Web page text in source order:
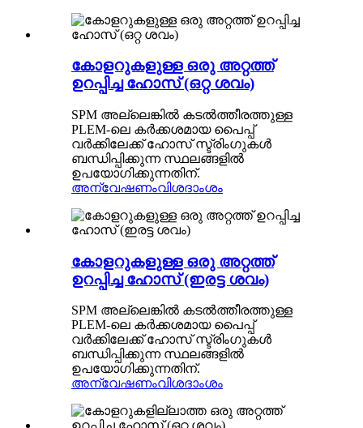
കോളറുകളുള്ള ഒരു അറ്റത്ത്
ഉറപ്പിച്ച ഹോസ് (ഒറ്റ ശവം)
SPM അല്ലെങ്കിൽ കടൽത്തീരത്തുള്ള
PLEM-ലെ കർക്കശമായ പൈപ്പ്
വർക്കിലേക്ക് ഹോസ് സ്ട്രിംഗുകൾ
ബന്ധിപ്പിക്കുന്ന സ്ഥലങ്ങളിൽ
ഉപയോഗിക്കുന്നതിന്.
അന്വേഷണംവിശദാംശം
കോളറുകളുള്ള ഒരു അറ്റത്ത്
ഉറപ്പിച്ച ഹോസ് (ഇരട്ട ശവം)
SPM അല്ലെങ്കിൽ കടൽത്തീരത്തുള്ള
PLEM-ലെ കർക്കശമായ പൈപ്പ്
വർക്കിലേക്ക് ഹോസ് സ്ട്രിംഗുകൾ
ബന്ധിപ്പിക്കുന്ന സ്ഥലങ്ങളിൽ
ഉപയോഗിക്കുന്നതിന്.
അന്വേഷണംവിശദാംശം